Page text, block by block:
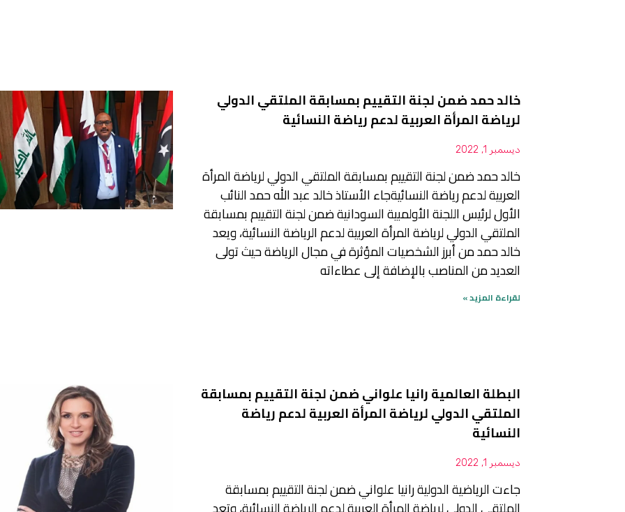
خالد حمد ضمن لجنة التقييم بمسابقة الملتقي الدولي
لرياضة المرأة العربية لدعم رياضة النسائية
ديسمبر 1, 2022
خالد حمد ضمن لجنة التقييم بمسابقة الملتقي الدولي لرياضة المرأة
العربية لدعم رياضة النسائيةجاء الأستاذ خالد عبد الله حمد النائب
الأول لرئيس اللجنة الأولمبية السودانية ضمن لجنة التقييم بمسابقة
الملتقي الدولي لرياضة المرأة العربية لدعم الرياضة النسائية، ويعد
خالد حمد من أبرز الشخصيات المؤثرة في مجال الرياضة حيث تولى
العديد من المناصب بالإضافة إلى عطاءاته
لقراءة المزيد »
البطلة العالمية رانيا علواني ضمن لجنة التقييم بمسابقة
الملتقي الدولي لرياضة المرأة العربية لدعم رياضة
النسائية
ديسمبر 1, 2022
جاءت الرياضية الدولية رانيا علواني ضمن لجنة التقييم بمسابقة